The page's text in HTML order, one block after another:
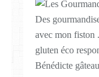
Des
avec mon fiston
gluten éco
Bénédicte